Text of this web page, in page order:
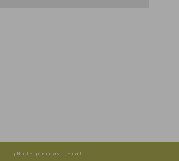
¡No te pierdas nada!